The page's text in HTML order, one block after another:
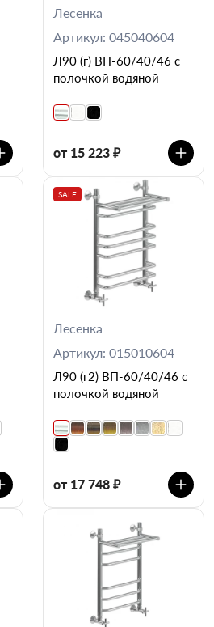
Лесенка
Артикул: 045040604
Л90 (г) ВП-60/40/46 с
полочкой водяной
от 15 223 ₽
SALE
Лесенка
Артикул: 015010604
Л90 (г2) ВП-60/40/46 с
полочкой водяной
от 17 748 ₽